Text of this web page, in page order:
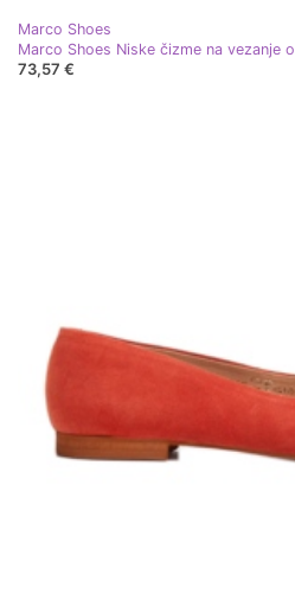
Marco Shoes
Marco Shoes Niske čizme na vezanje
73,57 €